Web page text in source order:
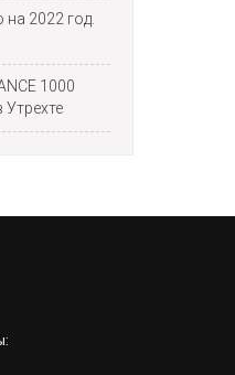
на 2022 год.
1000
Утрехте